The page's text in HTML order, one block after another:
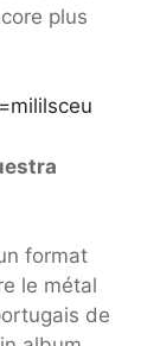
plus
format
le métal
de